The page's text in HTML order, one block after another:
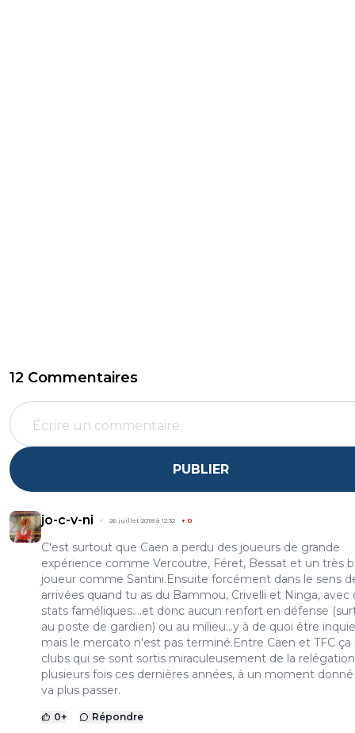
12 Commentaires
PUBLIER
jo-c-v-ni 26 juillet 2018 à 12:32 + 0
C'est surtout que Caen a perdu des joueurs de grande
expérience comme Vercoutre, Féret, Bessat et un très
joueur comme Santini.Ensuite forcément dans le sens
arrivées quand tu as du Bammou, Crivelli et Ninga, avec
stats faméliques....et donc aucun renfort en défense
au poste de gardien) ou au milieu...y à de quoi être
mais le mercato n'est pas terminé.Entre Caen et TFC ça
clubs qui se sont sortis miraculeusement de la relégation
plusieurs fois ces dernières années, à un moment
va plus passer.
0+ Répondre